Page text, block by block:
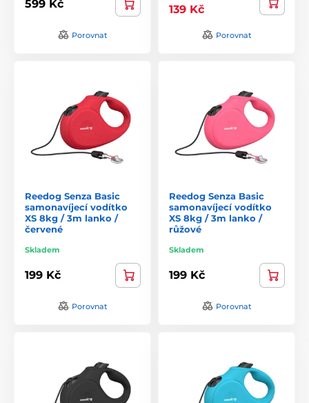
599 Kč
Porovnat
139 Kč
Porovnat
Reedog Senza Basic
samonavíjecí vodítko
XS 8kg / 3m lanko /
červené
Skladem
199 Kč
Porovnat
Reedog Senza Basic
samonavíjecí vodítko
XS 8kg / 3m lanko /
růžové
Skladem
199 Kč
Porovnat